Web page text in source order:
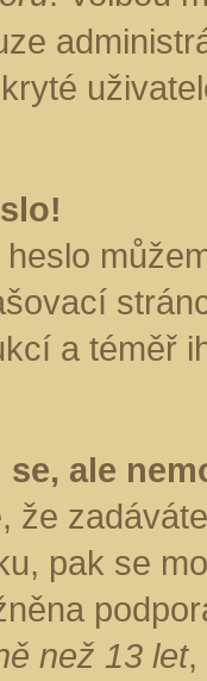
a téměř
ale
že
pak se
než 13 let,